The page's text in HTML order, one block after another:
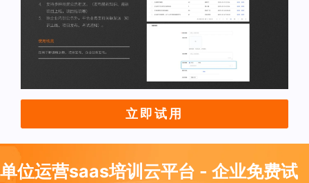
立即试用
单位运营saas培训云平台 - 企业免费试